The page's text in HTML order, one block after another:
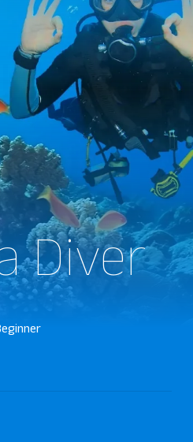
Diver